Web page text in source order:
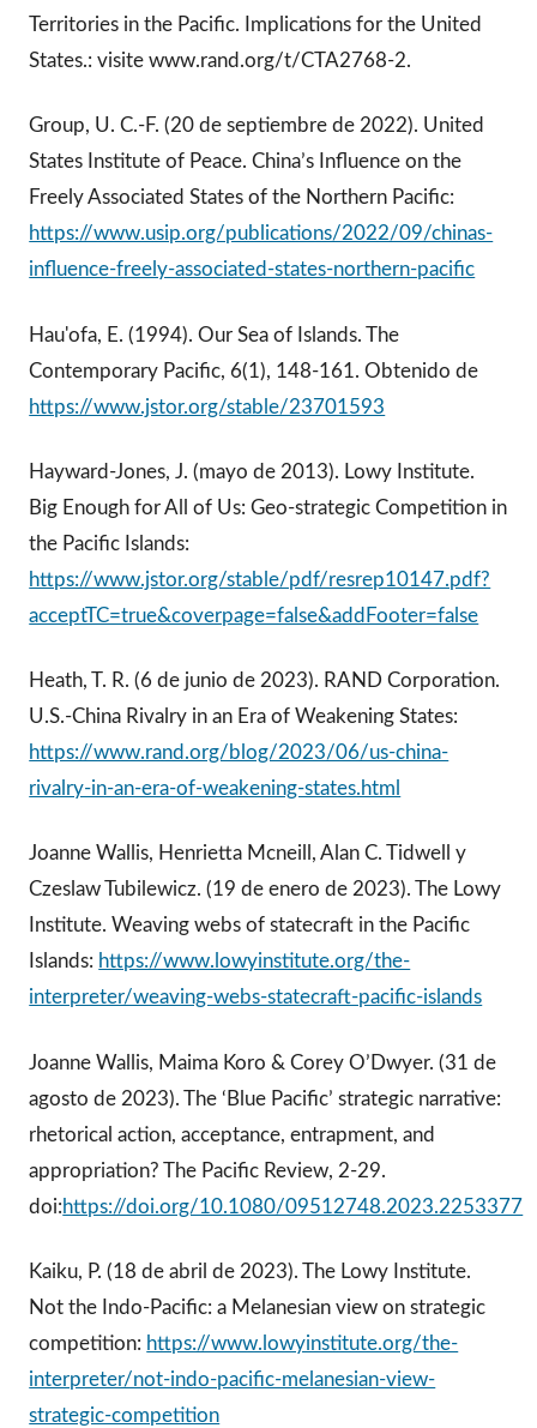
Territories in the Pacific. Implications for the United
States.: visite www.rand.org/t/CTA2768-2.
Group, U. C.-F. (20 de septiembre de 2022). United
States Institute of Peace. China’s Influence on the
Freely Associated States of the Northern Pacific:
https://www.usip.org/publications/2022/09/chinas-
influence-freely-associated-states-northern-pacific
Hau'ofa, E. (1994). Our Sea of Islands. The
Contemporary Pacific, 6(1), 148-161. Obtenido de
https://www.jstor.org/stable/23701593
Hayward-Jones, J. (mayo de 2013). Lowy Institute.
Big Enough for All of Us: Geo-strategic Competition in
the Pacific Islands:
https://www.jstor.org/stable/pdf/resrep10147.pdf?
acceptTC=true&coverpage=false&addFooter=false
Heath, T. R. (6 de junio de 2023). RAND Corporation.
U.S.-China Rivalry in an Era of Weakening States:
https://www.rand.org/blog/2023/06/us-china-
rivalry-in-an-era-of-weakening-states.html
Joanne Wallis, Henrietta Mcneill, Alan C. Tidwell y
Czeslaw Tubilewicz. (19 de enero de 2023). The Lowy
Institute. Weaving webs of statecraft in the Pacific
Islands: https://www.lowyinstitute.org/the-
interpreter/weaving-webs-statecraft-pacific-islands
Joanne Wallis, Maima Koro & Corey O’Dwyer. (31 de
agosto de 2023). The ‘Blue Pacific’ strategic narrative:
rhetorical action, acceptance, entrapment, and
appropriation? The Pacific Review, 2-29.
doi:https://doi.org/10.1080/09512748.2023.2253377
Kaiku, P. (18 de abril de 2023). The Lowy Institute.
Not the Indo-Pacific: a Melanesian view on strategic
competition: https://www.lowyinstitute.org/the-
interpreter/not-indo-pacific-melanesian-view-
strategic-competition